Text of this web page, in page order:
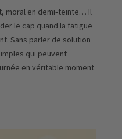
moral en demi‑teinte… Il
le cap quand la fatigue
Sans parler de solution
qui peuvent
en véritable moment